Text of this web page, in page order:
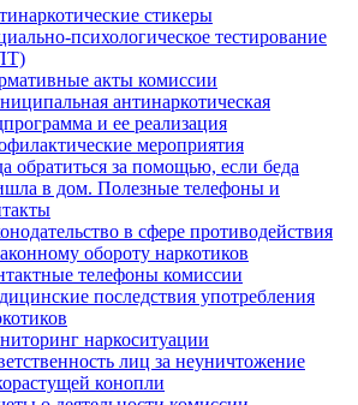
стикеры
психологическое тестирование
акты комиссии
антинаркотическая
и ее реализация
мероприятия
обратиться за помощью, если беда
в дом. Полезные телефоны и
в сфере противодействия
обороту наркотиков
телефоны комиссии
последствия употребления
наркоситуации
лиц за неуничтожение
конопли